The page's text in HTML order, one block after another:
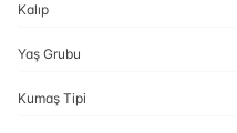
Kalıp
Yaş Grubu
Kumaş Tipi